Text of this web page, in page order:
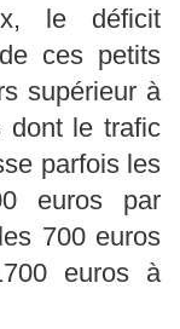
le déficit
ces petits
supérieur à
dont le trafic
parfois les
euros par
700 euros
euros à